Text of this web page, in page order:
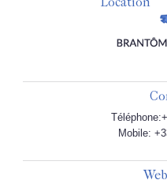
Mobile: